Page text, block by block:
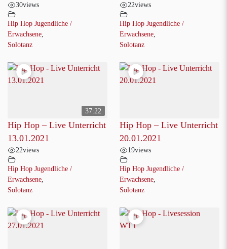
30views
Hip Hop Jugendliche /
Erwachsene
Solotanz
22views
Hip Hop Jugendliche /
Erwachsene
Solotanz
37:22
Hip Hop – Live Unterricht
13.01.2021
22views
Hip Hop Jugendliche /
Erwachsene
Solotanz
Hip Hop – Live Unterricht
20.01.2021
19views
Hip Hop Jugendliche /
Erwachsene
Solotanz